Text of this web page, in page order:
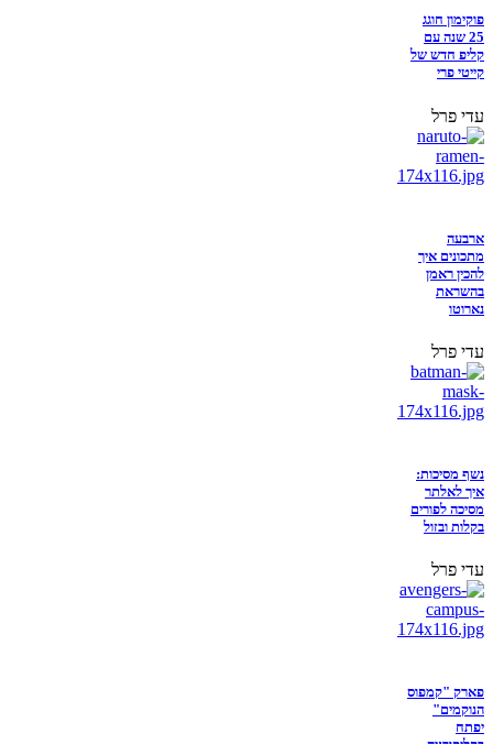
פוקימון חוגג
25 שנה עם
קליפ חדש של
קייטי פרי
עדי פרל
ארבעה
מתכונים איך
להכין ראמן
בהשראת
נארוטו
עדי פרל
נשף מסיכות:
איך לאלתר
מסיכה לפורים
בקלות ובזול
עדי פרל
פארק "קמפוס
הנוקמים"
יפתח